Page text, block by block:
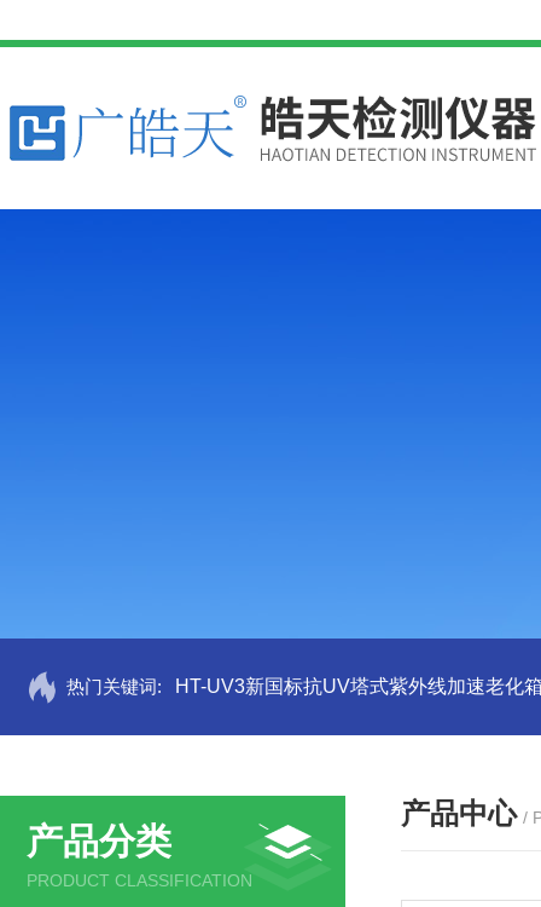
热门关键词: HT-UV3新国标抗UV塔式紫外线加速老化
产品分类
PRODUCT CLASSIFICATION
产品中心 /